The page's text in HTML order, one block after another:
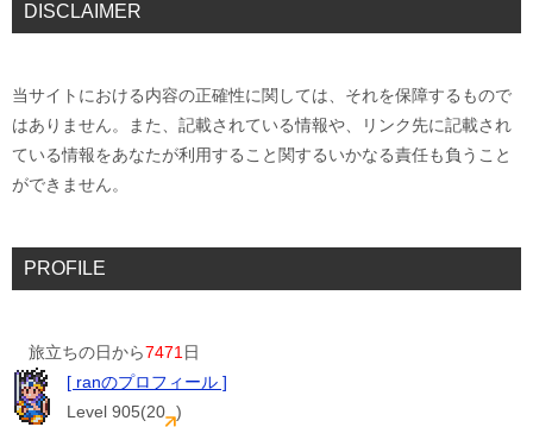
DISCLAIMER
当サイトにおける内容の正確性に関しては、それを保障するもので
はありません。また、記載されている情報や、リンク先に記載され
ている情報をあなたが利用すること関するいかなる責任も負うこと
ができません。
PROFILE
旅立ちの日から7471日
[ ranのプロフィール ]
Level 905(20 )